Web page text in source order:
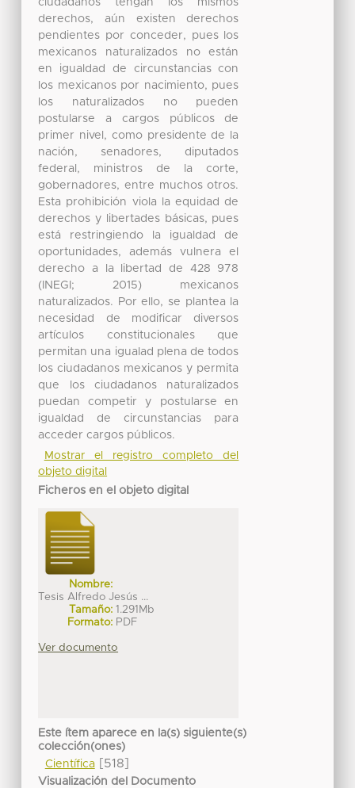
ciudadanos tengan los mismos
derechos, aún existen derechos
pendientes por conceder, pues los
mexicanos naturalizados no están
en igualdad de circunstancias con
los mexicanos por nacimiento, pues
los naturalizados no pueden
postularse a cargos públicos de
primer nivel, como presidente de la
nación, senadores, diputados
federal, ministros de la corte,
gobernadores, entre muchos otros.
Esta prohibición viola la equidad de
derechos y libertades básicas, pues
está restringiendo la igualdad de
oportunidades, además vulnera el
derecho a la libertad de 428 978
(INEGI; 2015) mexicanos
naturalizados. Por ello, se plantea la
necesidad de modificar diversos
artículos constitucionales que
permitan una igualad plena de todos
los ciudadanos mexicanos y permita
que los ciudadanos naturalizados
puedan competir y postularse en
igualdad de circunstancias para
acceder cargos públicos.
Mostrar el registro completo del
objeto digital
Ficheros en el objeto digital
Nombre:
Tesis Alfredo Jesús ...
Tamaño: 1.291Mb
Formato: PDF
Ver documento
Este ítem aparece en la(s) siguiente(s)
colección(ones)
Científica[518]
Visualización del Documento